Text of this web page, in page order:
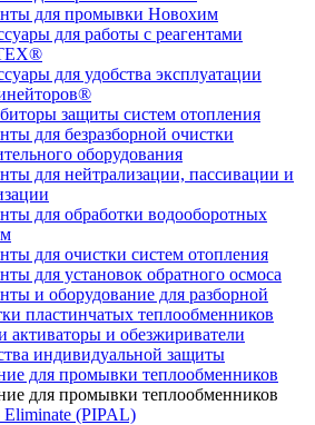
для промывки Новохим
для работы с реагентами
для удобства эксплуатации
защиты систем отопления
для безразборной очистки
оборудования
для нейтрализации, пассивации и
для обработки водооборотных
для очистки систем отопления
для установок обратного осмоса
и оборудование для разборной
пластинчатых теплообменников
активаторы и обезжириватели
индивидуальной защиты
для промывки теплообменников
для промывки теплообменников
Eliminate (PIPAL)